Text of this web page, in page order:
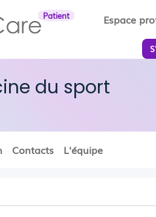
Patient Espace
du sport
Contacts L'équipe